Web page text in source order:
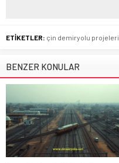
ETİKETLER: çin demiryolu projeleri
BENZER KONULAR